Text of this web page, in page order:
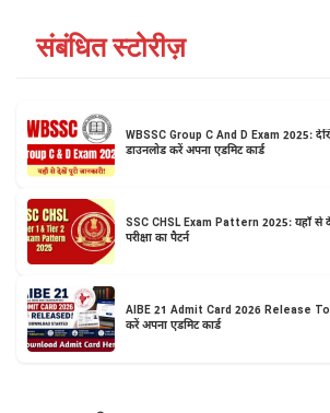
संबंधित स्टोरीज़
WBSSC Group C And D Exam 2025:
डाउनलोड करें अपना एडमिट कार्ड
SSC CHSL Exam Pattern 2025: यहाँ
परीक्षा का पैटर्न
AIBE 21 Admit Card 2026 Release
करें अपना एडमिट कार्ड